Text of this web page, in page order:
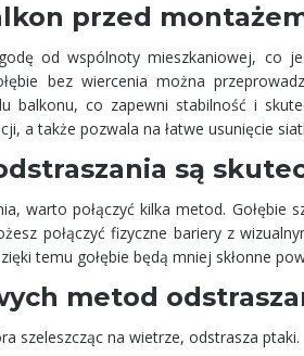
przed
od wspólnoty mieszkaniowej, co
bez wiercenia można
balkonu, co zapewni stabilność i
a także pozwala na łatwe usunięcie
są
warto połączyć kilka metod.
połączyć fizyczne bariery z
temu gołębie będą mniej skłonne
metod
szeleszcząc na wietrze, odstrasza ptaki.